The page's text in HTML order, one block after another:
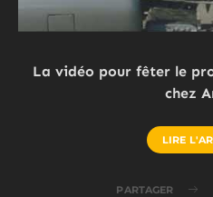
La vidéo pour fêter le
chez
LIRE
PARTAGER